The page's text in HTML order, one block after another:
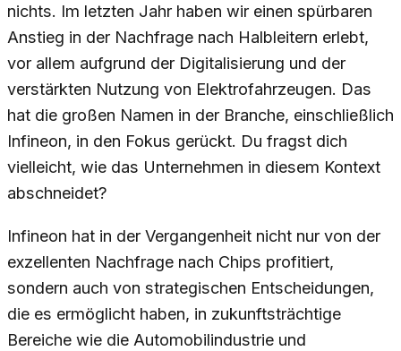
nichts. Im letzten Jahr haben wir einen spürbaren
Anstieg in der Nachfrage nach Halbleitern erlebt,
vor allem aufgrund der Digitalisierung und der
verstärkten Nutzung von Elektrofahrzeugen. Das
hat die großen Namen in der Branche, einschließlich
Infineon, in den Fokus gerückt. Du fragst dich
vielleicht, wie das Unternehmen in diesem Kontext
abschneidet?
Infineon hat in der Vergangenheit nicht nur von der
exzellenten Nachfrage nach Chips profitiert,
sondern auch von strategischen Entscheidungen,
die es ermöglicht haben, in zukunftsträchtige
Bereiche wie die Automobilindustrie und